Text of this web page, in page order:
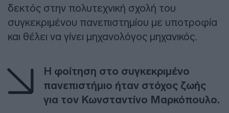
δεκτός στην πολυτεχνική σχολή του
συγκεκριμένου πανεπιστημίου με υποτροφία
και θέλει να γίνει μηχανολόγος μηχανικός.
Η φοίτηση στο συγκεκριμένο
πανεπιστήμιο ήταν στόχος ζωής
για τον Κωνσταντίνο Μαρκόπουλο.